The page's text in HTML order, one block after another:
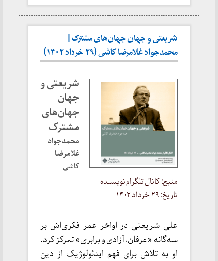
شریعتی و جهان جهان‌های مشترک |
محمدجواد غلامرضا کاشی (۲۹ خرداد ۱۴۰۲)
شریعتی و
جهان
جهان‌های
مشترک
محمدجواد
غلامرضا
کاشی
منبع: کانال تلگرام نویسنده
تاریخ: ۲۹ خرداد ۱۴۰۲
علی شریعتی در اواخر عمر فکری‌اش بر
سه‌گانه «عرفان، آزادی و برابری» تمرکز کرد.
او به تلاش برای فهم ایدئولوژیک از دین